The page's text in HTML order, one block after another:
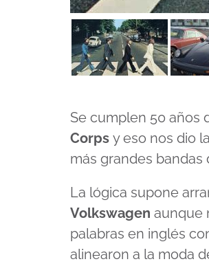
Se cumplen 50 años
Corps y eso nos dio
más grandes bandas
La lógica supone
Volkswagen aunque
palabras en inglés
alinearon a la moda